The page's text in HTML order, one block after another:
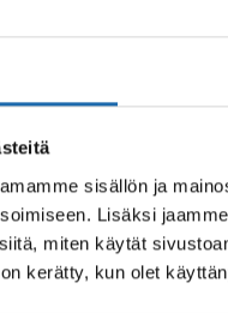
sisällön ja
Lisäksi
miten käytät
kerätty, kun olet
jotka on suunniteltu
ravitsee ja suojaa
puun luonnollista
Puunsuoja
Tämä auttaa
syntymistä.
terasseille ja